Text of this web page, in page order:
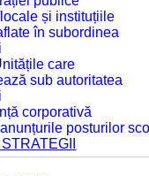
și instituțiile
în subordinea
care
sub autoritatea
corporativă
posturilor